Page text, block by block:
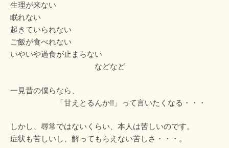
生理が来ない
眠れない
起きていられない
ご飯が食べれない
いやいや過食が止まらない
などなど
一見昔の僕らなら、
「甘えとるんか!!」って言いたくなる・・・
しかし、尋常ではないくらい、本人は苦しいのです。
症状も苦しいし、解ってもらえない苦しさ・・・。